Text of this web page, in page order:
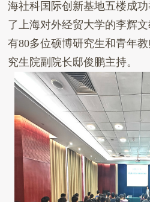
海社科国际创新基地五楼成功
了上海对外经贸大学的李辉
有80多位硕博研究生和青年
究生院副院长邸俊鹏主持。